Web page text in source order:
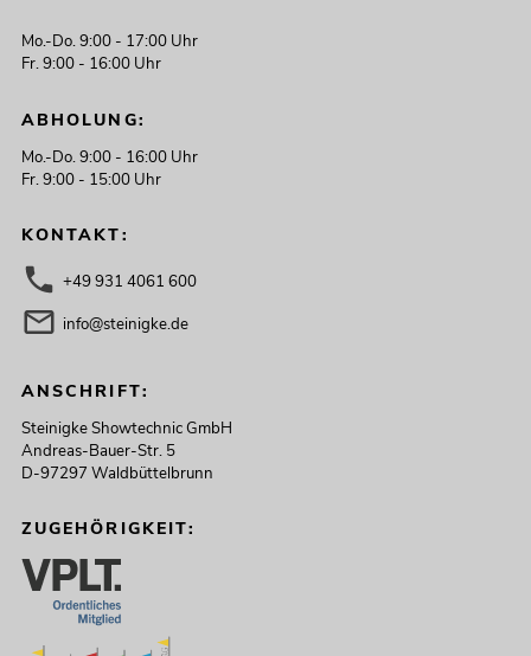
Mo.-Do. 9:00 - 17:00 Uhr
Fr. 9:00 - 16:00 Uhr
ABHOLUNG:
Mo.-Do. 9:00 - 16:00 Uhr
Fr. 9:00 - 15:00 Uhr
KONTAKT:
+49 931 4061 600
info@steinigke.de
ANSCHRIFT:
Steinigke Showtechnic GmbH
Andreas-Bauer-Str. 5
D-97297 Waldbüttelbrunn
ZUGEHÖRIGKEIT: